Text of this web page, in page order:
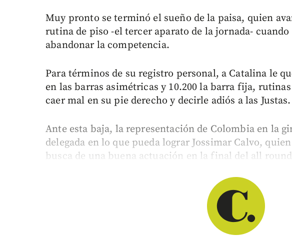
Muy pronto se terminó el sueño de la paisa, quien
rutina de piso -el tercer aparato de la jornada-
abandonar la competencia.
Para términos de su registro personal, a Catalina le
en las barras asimétricas y 10.200 la barra fija,
caer mal en su pie derecho y decirle adiós a las Justas.
Ante esta baja, la representación de Colombia en la
delegada en lo que pueda lograr Jossimar Calvo,
busca de una buena actuación en la final del all round